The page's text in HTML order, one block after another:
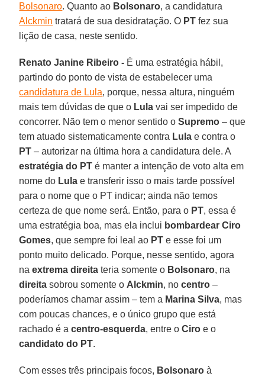
Bolsonaro. Quanto ao Bolsonaro, a candidatura
Alckmin tratará de sua desidratação. O PT fez sua
lição de casa, neste sentido.
Renato Janine Ribeiro - É uma estratégia hábil,
partindo do ponto de vista de estabelecer uma
candidatura de Lula, porque, nessa altura, ninguém
mais tem dúvidas de que o Lula vai ser impedido de
concorrer. Não tem o menor sentido oSupremo – que
tem atuado sistematicamente contra Lula e contra o
PT – autorizar na última hora a candidatura dele. A
estratégia do PT é manter a intenção de voto alta em
nome do Lula e transferir isso o mais tarde possível
para o nome que o PT indicar; ainda não temos
certeza de que nome será. Então, para o PT, essa é
uma estratégia boa, mas ela inclui bombardear Ciro
Gomes, que sempre foi leal ao PT e esse foi um
ponto muito delicado. Porque, nesse sentido, agora
naextrema direita teria somente o Bolsonaro, na
direita sobrou somente o Alckmin, nocentro –
poderíamos chamar assim – tem a Marina Silva, mas
com poucas chances, e o único grupo que está
rachado é acentro-esquerda, entre oCiro e o
candidato do PT.
Com esses três principais focos, Bolsonaro à